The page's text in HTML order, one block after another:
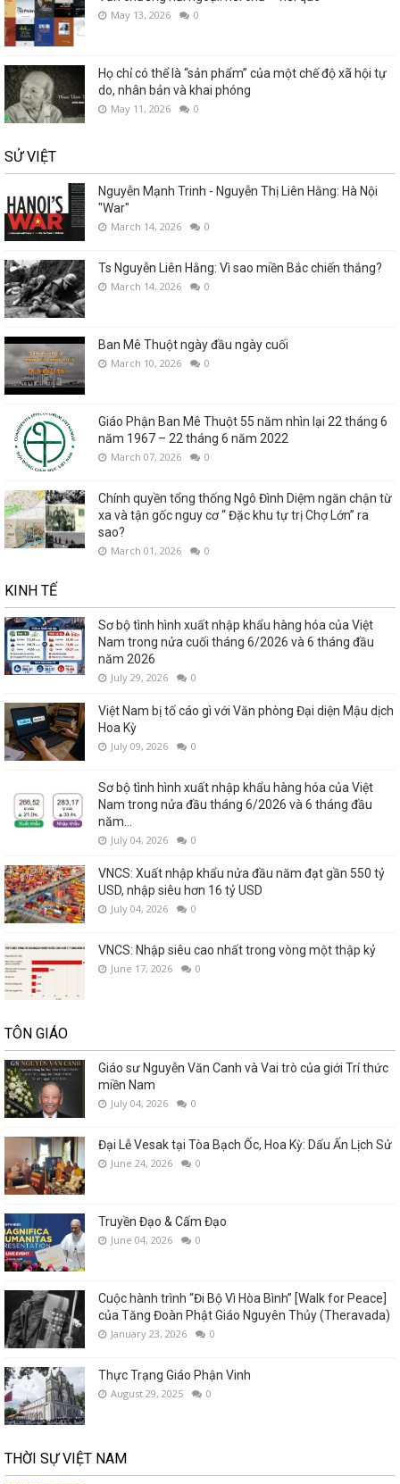
May 13, 2026 0
Họ chỉ có thể là “sản phẩm” của một chế độ xã hội tự
do, nhân bản và khai phóng
May 11, 2026 0
SỬ VIỆT
Nguyễn Mạnh Trinh - Nguyễn Thị Liên Hằng: Hà Nội
"War"
March 14, 2026 0
Ts Nguyễn Liên Hằng: Vì sao miền Bắc chiến thắng?
March 14, 2026 0
Ban Mê Thuột ngày đầu ngày cuối
March 10, 2026 0
Giáo Phận Ban Mê Thuột 55 năm nhìn lại 22 tháng 6
năm 1967 – 22 tháng 6 năm 2022
March 07, 2026 0
Chính quyền tổng thống Ngô Đình Diệm ngăn chận từ
xa và tận gốc nguy cơ “ Đặc khu tự trị Chợ Lớn” ra
sao?
March 01, 2026 0
KINH TẾ
Sơ bộ tình hình xuất nhập khẩu hàng hóa của Việt
Nam trong nửa cuối tháng 6/2026 và 6 tháng đầu
năm 2026
July 29, 2026 0
Việt Nam bị tố cáo gì với Văn phòng Đại diện Mậu dịch
Hoa Kỳ
July 09, 2026 0
Sơ bộ tình hình xuất nhập khẩu hàng hóa của Việt
Nam trong nửa đầu tháng 6/2026 và 6 tháng đầu
năm...
July 04, 2026 0
VNCS: Xuất nhập khẩu nửa đầu năm đạt gần 550 tỷ
USD, nhập siêu hơn 16 tỷ USD
July 04, 2026 0
VNCS: Nhập siêu cao nhất trong vòng một thập kỷ
June 17, 2026 0
TÔN GIÁO
Giáo sư Nguyễn Văn Canh và Vai trò của giới Trí thức
miền Nam
July 04, 2026 0
Đại Lễ Vesak tại Tòa Bạch Ốc, Hoa Kỳ: Dấu Ấn Lịch Sử
June 24, 2026 0
Truyền Đạo & Cấm Đạo
June 04, 2026 0
Cuộc hành trình “Đi Bộ Vì Hòa Bình” [Walk for Peace]
của Tăng Đoàn Phật Giáo Nguyên Thủy (Theravada)
January 23, 2026 0
Thực Trạng Giáo Phận Vinh
August 29, 2025 0
THỜI SỰ VIỆT NAM